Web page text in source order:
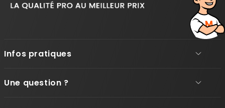
Infos pratiques
Une question ?